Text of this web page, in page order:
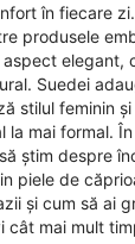
în fiecare
produsele
elegant,
Suedei
stilul feminin
la mai formal.
știm despre
piele de
și cum să ai
cât mai mult